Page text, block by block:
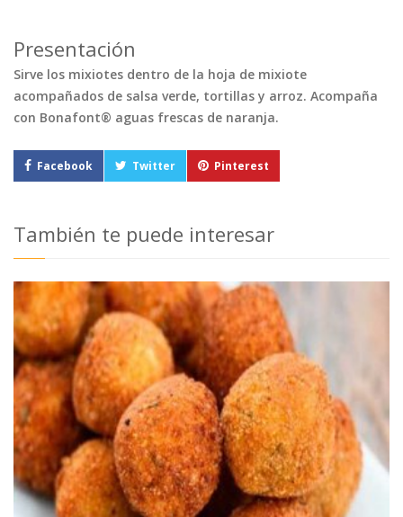
Presentación
Sirve los mixiotes dentro de la hoja de mixiote
acompañados de salsa verde, tortillas y arroz. Acompaña
con Bonafont® aguas frescas de naranja.
Facebook Twitter Pinterest
También te puede interesar